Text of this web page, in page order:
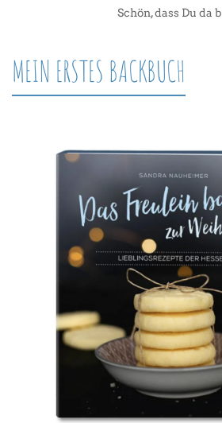
Schön, dass Du da
MEIN ERSTES BACKBUCH